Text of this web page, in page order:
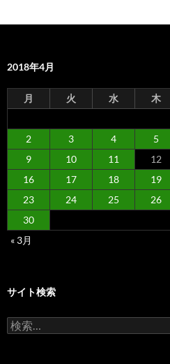
2018年4月
月 火 水 木
2
3 4 5
9
10 11 12
16
17 18 19
23
24 25 26
30
« 3月
サイト検索
検
索: